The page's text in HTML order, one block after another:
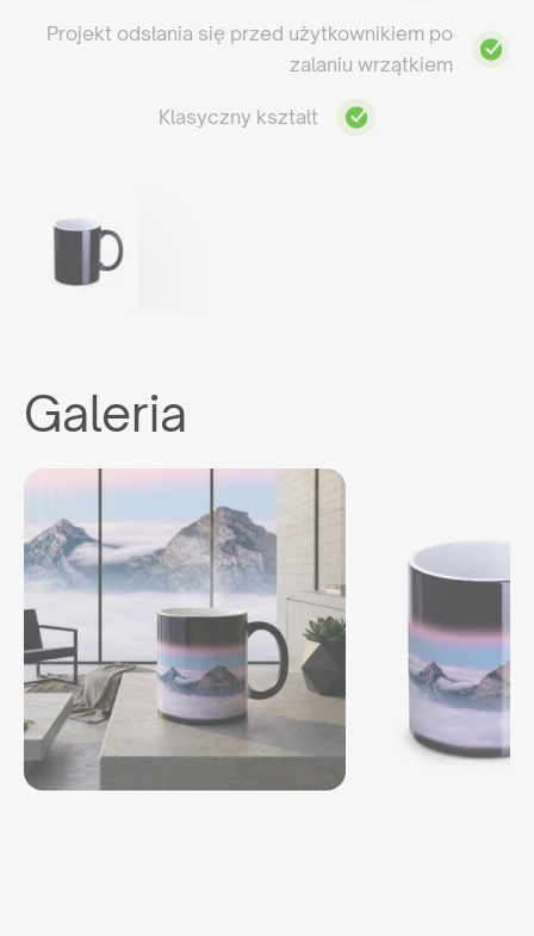
Projekt odsłania się przed użytkownikiem po
zalaniu wrzątkiem
Klasyczny kształt
Galeria